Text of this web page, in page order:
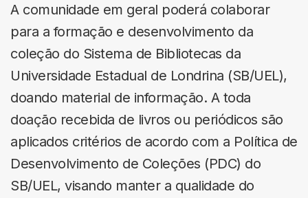
A comunidade em geral poderá colaborar
para a formação e desenvolvimento da
coleção do Sistema de Bibliotecas da
Universidade Estadual de Londrina (SB/UEL),
doando material de informação. A toda
doação recebida de livros ou periódicos são
aplicados critérios de acordo com a Política de
Desenvolvimento de Coleções (PDC) do
SB/UEL, visando manter a qualidade do